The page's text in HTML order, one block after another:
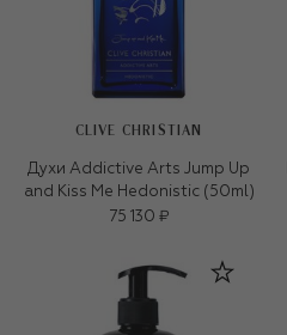
CLIVE CHRISTIAN
Духи Addictive Arts Jump Up
and Kiss Me Hedonistic (50ml)
75 130 ₽